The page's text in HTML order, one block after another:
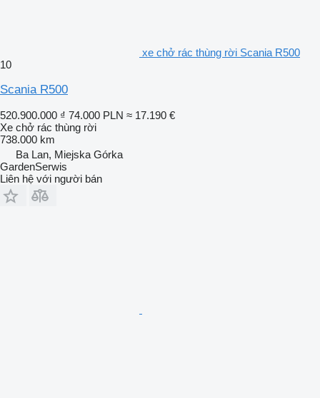
xe chở rác thùng rời Scania R500
10
Scania R500
520.900.000 ₫ 74.000 PLN ≈ 17.190 €
Xe chở rác thùng rời
738.000 km
Ba Lan, Miejska Górka
GardenSerwis
Liên hệ với người bán